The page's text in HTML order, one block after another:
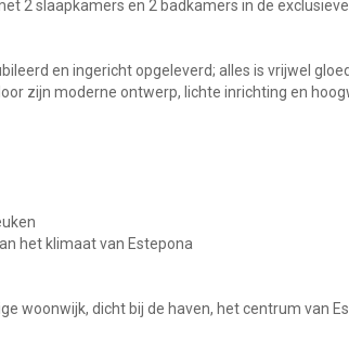
2 slaapkamers en 2 badkamers in de
en ingericht opgeleverd; alles is vrijwel
zijn moderne ontwerp, lichte inrichting en
het klimaat van Estepona
woonwijk, dicht bij de haven, het centrum van